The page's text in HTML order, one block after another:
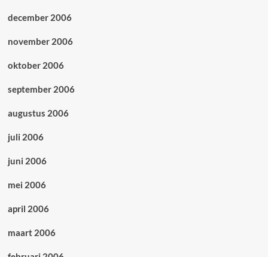
december 2006
november 2006
oktober 2006
september 2006
augustus 2006
juli 2006
juni 2006
mei 2006
april 2006
maart 2006